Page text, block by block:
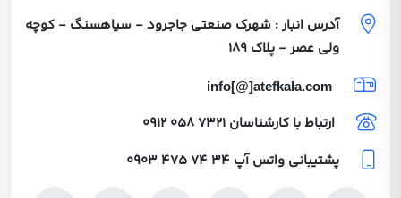
آدرس انبار : شهرک صنعتی جاجرود - سیاهسنگ - کوچه
ولی عصر - پلاک 189
info[@]atefkala.com
ارتباط با کارشناسان 0912 058 7321
پشتیبانی واتس آپ 0903 475 74 34